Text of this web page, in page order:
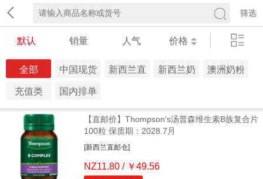
筛选
默认 销量 人气 价格
全部
中国现货
仓
新西兰直
新西兰奶
澳洲奶粉
充值类
国内排单
发货 生鲜
冷链
【直邮价】Thompson‘s汤普森维生素B族复合片
100粒 保质期：2028.7月
[新西兰直邮仓]
NZ11.80 / ￥49.56